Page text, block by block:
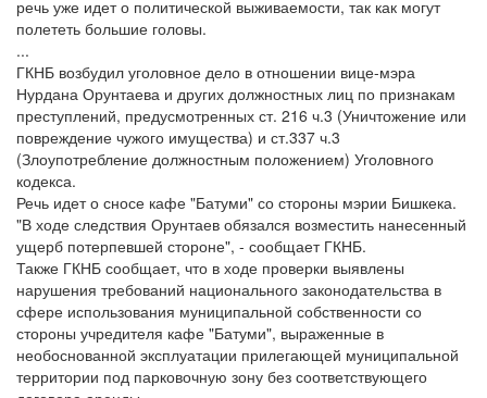
речь уже идет о политической выживаемости, так как могут
полететь большие головы.
...
ГКНБ возбудил уголовное дело в отношении вице-мэра
Нурдана Орунтаева и других должностных лиц по признакам
преступлений, предусмотренных ст. 216 ч.3 (Уничтожение или
повреждение чужого имущества) и ст.337 ч.3
(Злоупотребление должностным положением) Уголовного
кодекса.
Речь идет о сносе кафе "Батуми" со стороны мэрии Бишкека.
"В ходе следствия Орунтаев обязался возместить нанесенный
ущерб потерпевшей стороне", - сообщает ГКНБ.
Также ГКНБ сообщает, что в ходе проверки выявлены
нарушения требований национального законодательства в
сфере использования муниципальной собственности со
стороны учредителя кафе "Батуми", выраженные в
необоснованной эксплуатации прилегающей муниципальной
территории под парковочную зону без соответствующего